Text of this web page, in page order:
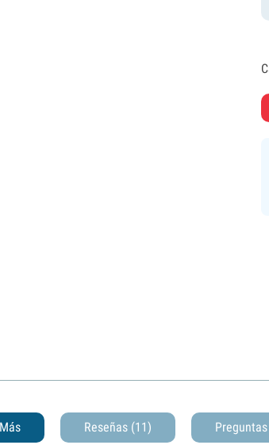
Más Reseñas (11) Preguntas